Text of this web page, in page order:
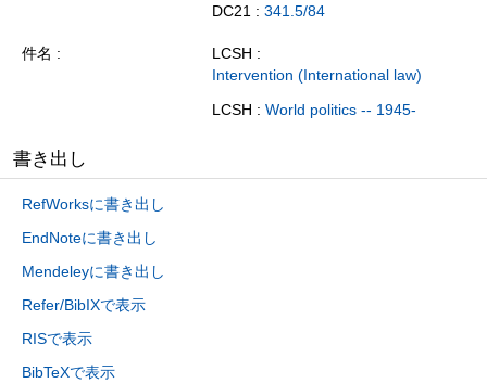
DC21 : 341.5/84
件名
LCSH :
Intervention (International law)
LCSH : World politics -- 1945-
書き出し
RefWorksに書き出し
EndNoteに書き出し
Mendeleyに書き出し
Refer/BibIXで表示
RISで表示
BibTeXで表示